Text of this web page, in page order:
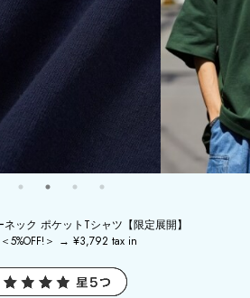
ック ポケットTシャツ【限定展開】
5%OFF!＞ → ¥3,792 tax in